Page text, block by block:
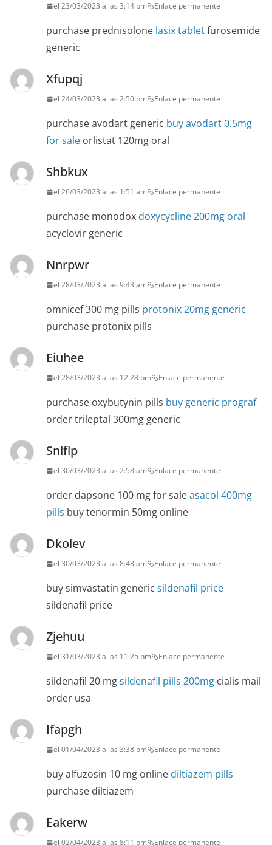
el 23/03/2023 a las 3:14 pm Enlace permanente
purchase prednisolone lasix tabletfurosemide
generic
Xfupqj
el 24/03/2023 a las 2:50 pm Enlace permanente
purchase avodart generic buy avodart 0.5mg
for sale orlistat 120mg oral
Shbkux
el 26/03/2023 a las 1:51 am Enlace permanente
purchase monodox doxycycline 200mg oral
acyclovir generic
Nnrpwr
el 28/03/2023 a las 9:43 am Enlace permanente
omnicef 300 mg pills protonix 20mg generic
purchase protonix pills
Eiuhee
el 28/03/2023 a las 12:28 pm Enlace permanente
purchase oxybutynin pills buy generic prograf
order trileptal 300mg generic
Snlflp
el 30/03/2023 a las 2:58 am Enlace permanente
order dapsone 100 mg for saleasacol 400mg
pills buy tenormin 50mg online
Dkolev
el 30/03/2023 a las 8:43 am Enlace permanente
buy simvastatin generic sildenafil price
sildenafil price
Zjehuu
el 31/03/2023 a las 11:25 pm Enlace permanente
sildenafil 20 mgsildenafil pills 200mg cialis mail
order usa
Ifapgh
el 01/04/2023 a las 3:38 pm Enlace permanente
buy alfuzosin 10 mg online diltiazem pills
purchase diltiazem
Eakerw
el 02/04/2023 a las 8:11 pm Enlace permanente